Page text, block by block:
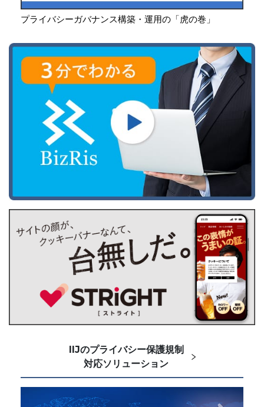
プライバシーガバナンス構築・運用の「虎の巻」
IIJのプライバシー保護規制
対応ソリューション